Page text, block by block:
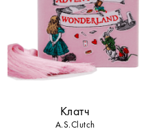
Клатч
A.S.Clutch